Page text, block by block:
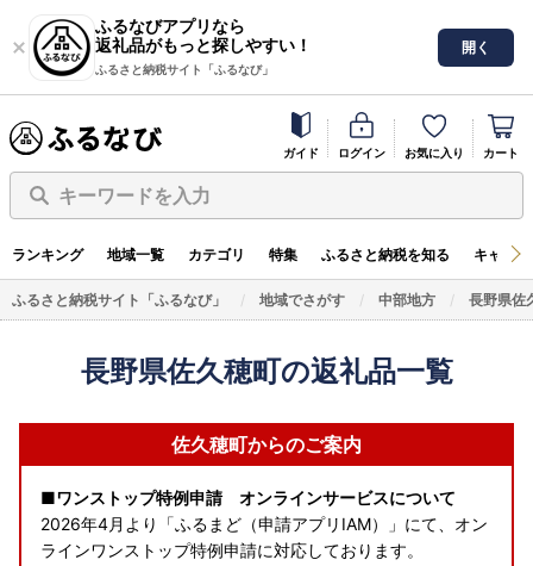
ふるなびアプリなら
返礼品がもっと探しやすい！
ふるさと納税サイト「ふるなび」
開く
ガイド ログイン お気に入り カート
キーワードを入力
ランキング 地域一覧 カテゴリ 特集 ふるさと納税を知る キャン
ふるさと納税サイト「ふるなび」 地域でさがす 中部地方 長野県佐
長野県佐久穂町の返礼品一覧
佐久穂町からのご案内
■ワンストップ特例申請 オンラインサービスについて
2026年4月より「ふるまど（申請アプリIAM）」にて、オン
ラインワンストップ特例申請に対応しております。